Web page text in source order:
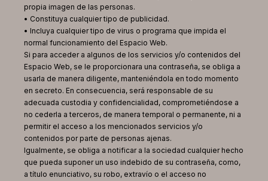
propia imagen de las personas.
• Constituya cualquier tipo de publicidad.
• Incluya cualquier tipo de virus o programa que impida el
normal funcionamiento del Espacio Web.
Si para acceder a algunos de los servicios y/o contenidos del
Espacio Web, se le proporcionara una contraseña, se obliga a
usarla de manera diligente, manteniéndola en todo momento
en secreto. En consecuencia, será responsable de su
adecuada custodia y confidencialidad, comprometiéndose a
no cederla a terceros, de manera temporal o permanente, ni a
permitir el acceso a los mencionados servicios y/o
contenidos por parte de personas ajenas.
Igualmente, se obliga a notificar a la sociedad cualquier hecho
que pueda suponer un uso indebido de su contraseña, como,
a título enunciativo, su robo, extravío o el acceso no